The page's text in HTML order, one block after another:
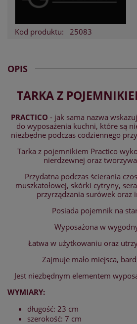
Kod produktu: 25083
OPIS
TARKA Z
PRACTICO - jak sama nazwa
do wyposażenia kuchni, które są
niezbędne podczas codziennego
Tarka z pojemnikiem Practico
nierdzewnej oraz
Przydatna podczas ścierania
muszkatołowej, skórki cytryny,
przyrządzania surówek oraz
Posiada pojemnik na
Wyposażona w
Łatwa w użytkowaniu oraz
Zajmuje mało miejsca,
Jest niezbędnym elementem
WYMIARY:
długość: 23 cm
szerokość: 7 cm